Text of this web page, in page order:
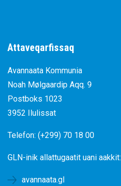
Attaveqarfissaq
Avannaata Kommunia
Noah Mølgaardip Aqq. 9
Postboks 1023
3952 Ilulissat
Telefon: (+299) 70 18 00
GLN-inik allattugaatit uani aakkit:
avannaata.gl